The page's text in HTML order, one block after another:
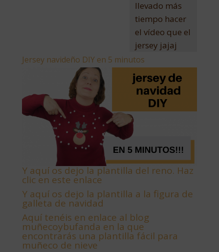
llevado más
tiempo hacer
el vídeo que el
jersey jajaj
Jersey navideño DIY en 5 minutos
Y aquí os dejo la plantilla del reno. Haz
clic en este enlace
Y aquí os dejo la plantilla a la figura de
galleta de navidad
Aquí tenéis en enlace al blog
muñecoybufanda en la que
encontrarás una plantilla fácil para
muñeco de nieve